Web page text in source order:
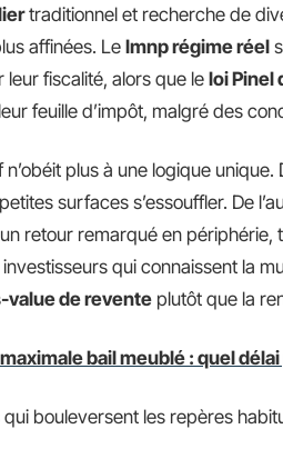
traditionnel et recherche de
affinées. Le lmnp régime réel
fiscalité, alors que leloi Pinel
feuille d’impôt, malgré des
plus à une logique unique.
surfaces s’essouffler. De
retour remarqué en périphérie,
qui connaissent la
value de revente plutôt que la
bail meublé : quel
bouleversent les repères